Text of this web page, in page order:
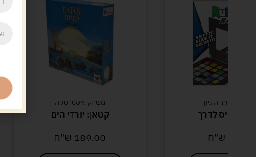
חידות והיגיון
רייס לדרך
ש"ח
משחקי אסטרטגיה
קטאן: יורדי הים
189.00 ש"ח